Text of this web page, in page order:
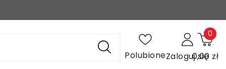
PolubioneZaloguj się
0,00 zł
0